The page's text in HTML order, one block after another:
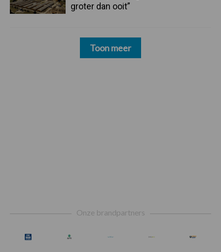
groter dan ooit”
Toon meer
Onze brandpartners